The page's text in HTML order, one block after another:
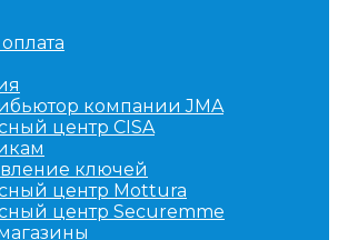
компании JMA
центр CISA
ключей
центр Mottura
центр Securemme